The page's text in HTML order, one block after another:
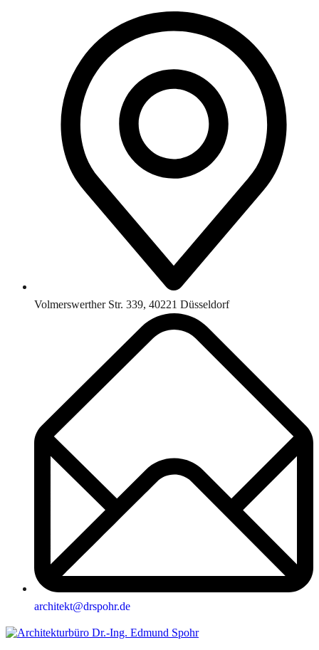
Volmerswerther Str. 339, 40221 Düsseldorf
architekt@drspohr.de